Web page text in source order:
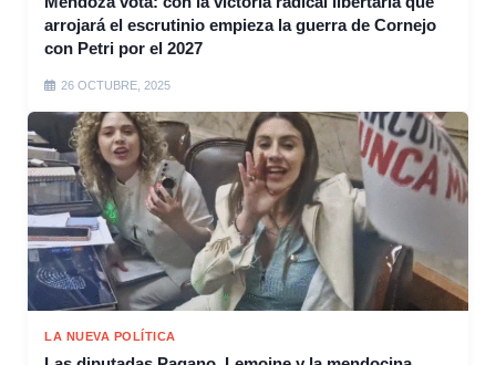
arrojará el escrutinio empieza la guerra de Cornejo
con Petri por el 2027
26 OCTUBRE, 2025
LA NUEVA POLÍTICA